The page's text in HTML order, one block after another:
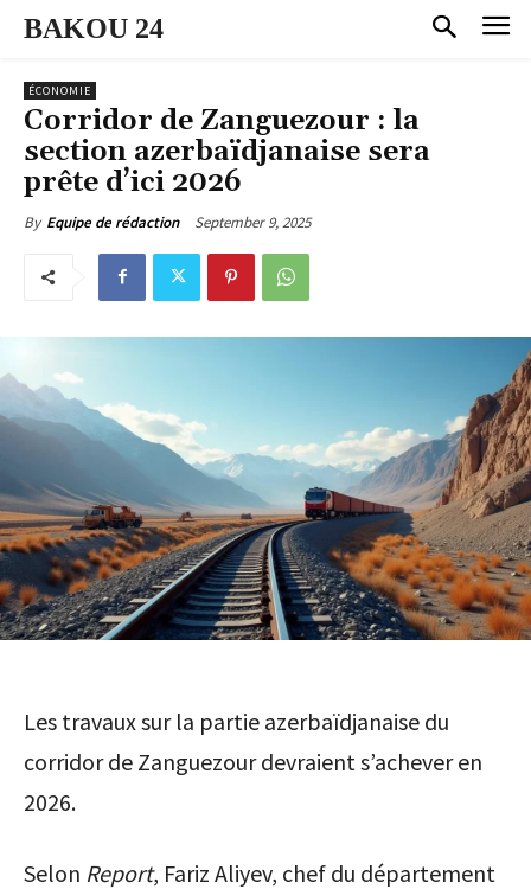
BAKOU 24
ÉCONOMIE
Corridor de Zanguezour : la
section azerbaïdjanaise sera
prête d’ici 2026
By Equipe de rédaction September 9, 2025
Les travaux sur la partie azerbaïdjanaise du
corridor de Zanguezour devraient s’achever en
2026.
Selon Report, Fariz Aliyev, chef du département